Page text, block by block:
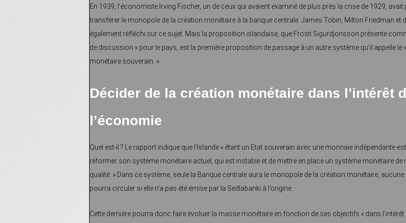
En 1939, l’économiste Irving Fischer, un de ceux qui avaient examiné de plus près la crise de 1929,
transférer le monopole de la création monétaire à la banque centrale. James Tobin, Milton Friedman et
également réfléchi sur ce sujet. Mais la proposition islandaise, que Frosti Sigurdjonsson présente
de discussion » pour le pays, est la première proposition de passage à un autre système qu’il appelle le
monétaire souverain. »
Décider de la création monétaire dans l’intérêt
l’économie
Quel est-il ? Le rapport indique que l’Islande « étant un Etat souverain avec une monnaie indépendante
réformer son système monétaire actuel, qui est instable et de mettre en place un système monétaire de
qualité. » Dans ce système, seule la Banque centrale aura le monopole de la création monétaire,
pourra circuler si elle n’a pas été émise par la Sedlabanki à l’origine.
Cette dernière pourra donc faire évoluer la masse monétaire en fonction de ses objectifs « dans l’intérêt